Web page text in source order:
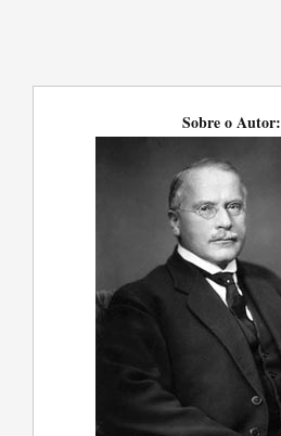
Sobre o Autor: